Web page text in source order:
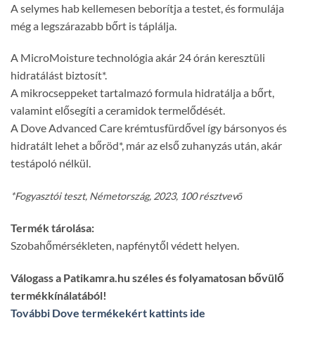
A selymes hab kellemesen beborítja a testet, és formulája
még a legszárazabb bőrt is táplálja.
A MicroMoisture technológia akár 24 órán keresztüli
hidratálást biztosít*.
A mikrocseppeket tartalmazó formula hidratálja a bőrt,
valamint elősegíti a ceramidok termelődését.
A Dove Advanced Care krémtusfürdővel így bársonyos és
hidratált lehet a bőröd*, már az első zuhanyzás után, akár
testápoló nélkül.
*Fogyasztói teszt, Németország, 2023, 100 résztvevő
Termék tárolása:
Szobahőmérsékleten, napfénytől védett helyen.
Válogass a Patikamra.hu széles és folyamatosan bővülő
termékkínálatából!
További Dove termékekért kattints ide